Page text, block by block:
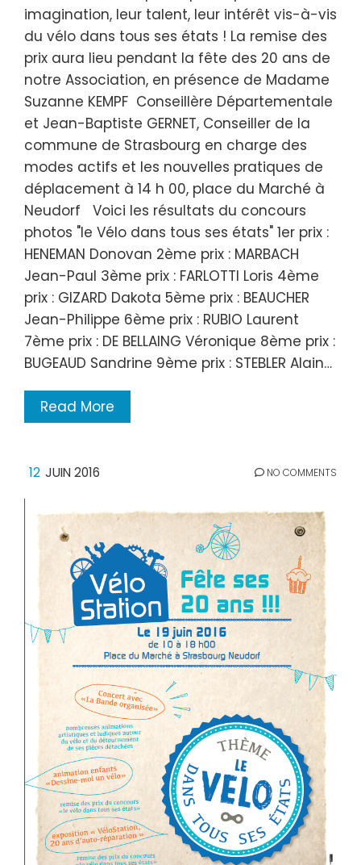
imagination, leur talent, leur intérêt vis-à-vis
du vélo dans tous ses états ! La remise des
prix aura lieu pendant la fête des 20 ans de
notre Association, en présence de Madame
Suzanne KEMPF Conseillère Départementale
et Jean-Baptiste GERNET, Conseiller de la
commune de Strasbourg en charge des
modes actifs et les nouvelles pratiques de
déplacement à 14 h 00, place du Marché à
Neudorf Voici les résultats du concours
photos "le Vélo dans tous ses états" 1er prix :
HENEMAN Donovan 2ème prix : MARBACH
Jean-Paul 3ème prix : FARLOTTI Loris 4ème
prix : GIZARD Dakota 5ème prix : BEAUCHER
Jean-Philippe 6ème prix : RUBIO Laurent
7ème prix : DE BELLAING Véronique 8ème prix :
BUGEAUD Sandrine 9ème prix : STEBLER Alain…
Read More
12 JUIN 2016 NO COMMENTS